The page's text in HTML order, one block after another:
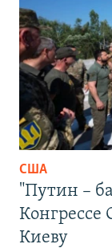
США
"Путин –
Киеву